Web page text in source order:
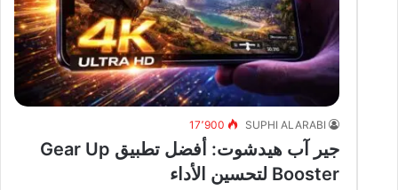
SUPHI ALARABI 17٬900
جير آب هيدشوت: أفضل تطبيق Gear Up
Booster لتحسين الأداء